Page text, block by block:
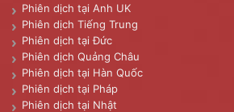
Phiên dịch tại Anh UK
Phiên dịch Tiếng Trung
Phiên dịch tại Đức
Phiên dịch Quảng Châu
Phiên dịch tại Hàn Quốc
Phiên dịch tại Pháp
Phiên dịch tại Nhật